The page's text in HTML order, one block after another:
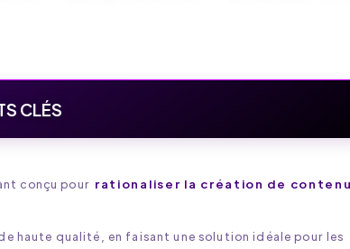
CLÉS
conçu pour rationaliser la création de contenu
haute qualité, en faisant une solution idéale pour les